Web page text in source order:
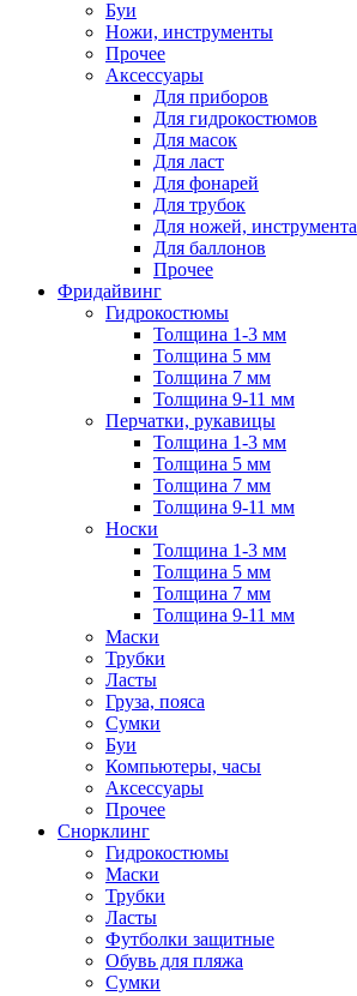
Буи
Ножи, инструменты
Прочее
Аксессуары
Для приборов
Для гидрокостюмов
Для масок
Для ласт
Для фонарей
Для трубок
Для ножей, инструмента
Для баллонов
Прочее
Фридайвинг
Гидрокостюмы
Толщина 1-3 мм
Толщина 5 мм
Толщина 7 мм
Толщина 9-11 мм
Перчатки, рукавицы
Толщина 1-3 мм
Толщина 5 мм
Толщина 7 мм
Толщина 9-11 мм
Носки
Толщина 1-3 мм
Толщина 5 мм
Толщина 7 мм
Толщина 9-11 мм
Маски
Трубки
Ласты
Груза, пояса
Сумки
Буи
Компьютеры, часы
Аксессуары
Прочее
Снорклинг
Гидрокостюмы
Маски
Трубки
Ласты
Футболки защитные
Обувь для пляжа
Сумки